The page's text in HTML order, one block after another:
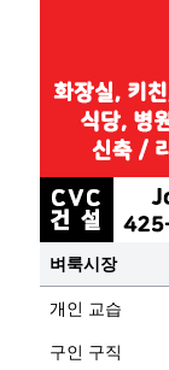
벼룩시장
개인 교습
구인 구직